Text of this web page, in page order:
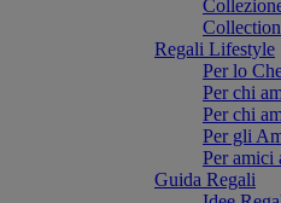
Regali Lifestyle
Per lo
Per chi
Per chi
Per gli
Per amici
Guida Regali